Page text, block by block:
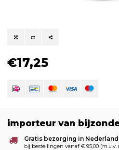
€17,25
importeur van
Gratis bezorging in Nederland
bij bestellingen vanaf € 95,00